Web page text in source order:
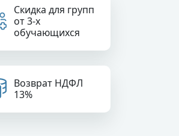
Скидка для групп
от 3-х
обучающихся
Возврат НДФЛ
13%